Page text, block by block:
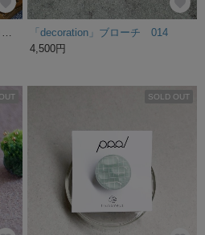
「decoration」ブローチ 014
4,500円
SOLD OUT